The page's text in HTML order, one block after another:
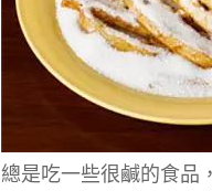
總是吃一些很鹹的食品